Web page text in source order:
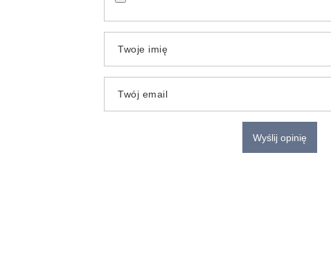
Twoje imię
Twój email
Wyślij opinię